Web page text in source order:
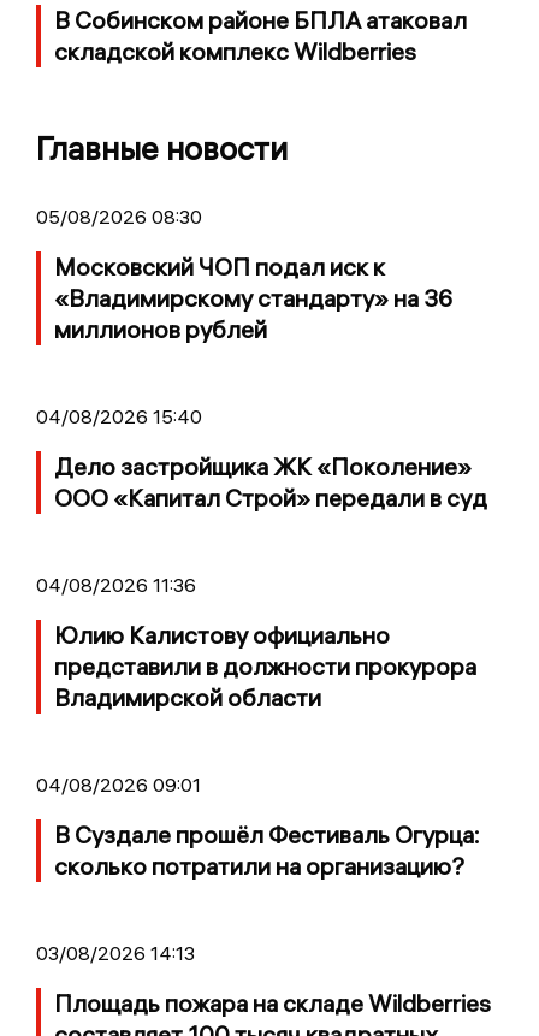
В Собинском районе БПЛА атаковал
складской комплекс Wildberries
Главные новости
05/08/2026 08:30
Московский ЧОП подал иск к
«Владимирскому стандарту» на 36
миллионов рублей
04/08/2026 15:40
Дело застройщика ЖК «Поколение»
ООО «Капитал Строй» передали в суд
04/08/2026 11:36
Юлию Калистову официально
представили в должности прокурора
Владимирской области
04/08/2026 09:01
В Суздале прошёл Фестиваль Огурца:
сколько потратили на организацию?
03/08/2026 14:13
Площадь пожара на складе Wildberries